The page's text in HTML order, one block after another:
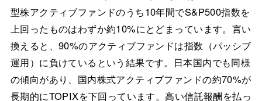
型株アクティブファンドのうち10年間でS&P500指数を
上回ったものはわずか約10%にとどまっています。言い
換えると、90%のアクティブファンドは指数（パッシブ
運用）に負けているという結果です。日本国内でも同様
の傾向があり、国内株式アクティブファンドの約70%が
長期的にTOPIXを下回っています。高い信託報酬を払っ